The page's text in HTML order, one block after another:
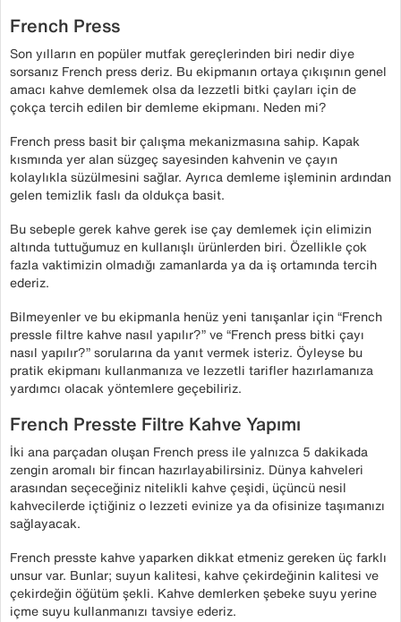
French Press
Son yılların en popüler mutfak gereçlerinden biri nedir diye
sorsanız French press deriz. Bu ekipmanın ortaya çıkışının genel
amacı kahve demlemek olsa da lezzetli bitki çayları için de
çokça tercih edilen bir demleme ekipmanı. Neden mi?
French press basit bir çalışma mekanizmasına sahip. Kapak
kısmında yer alan süzgeç sayesinden kahvenin ve çayın
kolaylıkla süzülmesini sağlar. Ayrıca demleme işleminin ardından
gelen temizlik faslı da oldukça basit.
Bu sebeple gerek kahve gerek ise çay demlemek için elimizin
altında tuttuğumuz en kullanışlı ürünlerden biri. Özellikle çok
fazla vaktimizin olmadığı zamanlarda ya da iş ortamında tercih
ederiz.
Bilmeyenler ve bu ekipmanla henüz yeni tanışanlar için “French
pressle filtre kahve nasıl yapılır?” ve “French press bitki çayı
nasıl yapılır?” sorularına da yanıt vermek isteriz. Öyleyse bu
pratik ekipmanı kullanmanıza ve lezzetli tarifler hazırlamanıza
yardımcı olacak yöntemlere geçebiliriz.
French Presste Filtre Kahve Yapımı
İki ana parçadan oluşan French press ile yalnızca 5 dakikada
zengin aromalı bir fincan hazırlayabilirsiniz. Dünya kahveleri
arasından seçeceğiniz nitelikli kahve çeşidi, üçüncü nesil
kahvecilerde içtiğiniz o lezzeti evinize ya da ofisinize taşımanızı
sağlayacak.
French presste kahve yaparken dikkat etmeniz gereken üç farklı
unsur var. Bunlar; suyun kalitesi, kahve çekirdeğinin kalitesi ve
çekirdeğin öğütüm şekli. Kahve demlerken şebeke suyu yerine
içme suyu kullanmanızı tavsiye ederiz.